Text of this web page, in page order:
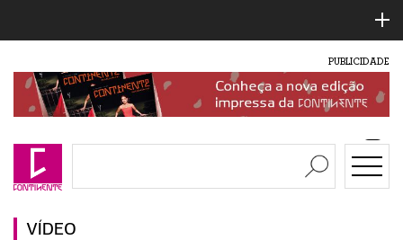
PUBLICIDADE
VÍDEO